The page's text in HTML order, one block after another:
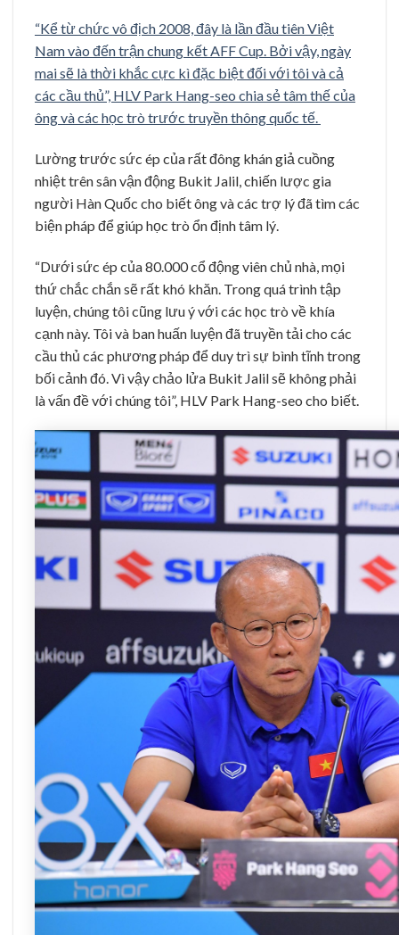
“Kể từ chức vô địch 2008, đây là lần đầu tiên Việt
Nam vào đến trận chung kết AFF Cup. Bởi vậy, ngày
mai sẽ là thời khắc cực kì đặc biệt đối với tôi và cả
các cầu thủ”, HLV Park Hang-seo chia sẻ tâm thế của
ông và các học trò trước truyền thông quốc tế.
Lường trước sức ép của rất đông khán giả cuồng
nhiệt trên sân vận động Bukit Jalil, chiến lược gia
người Hàn Quốc cho biết ông và các trợ lý đã tìm các
biện pháp để giúp học trò ổn định tâm lý.
“Dưới sức ép của 80.000 cổ động viên chủ nhà, mọi
thứ chắc chắn sẽ rất khó khăn. Trong quá trình tập
luyện, chúng tôi cũng lưu ý với các học trò về khía
cạnh này. Tôi và ban huấn luyện đã truyền tải cho các
cầu thủ các phương pháp để duy trì sự bình tĩnh trong
bối cảnh đó. Vì vậy chảo lửa Bukit Jalil sẽ không phải
là vấn đề với chúng tôi”, HLV Park Hang-seo cho biết.